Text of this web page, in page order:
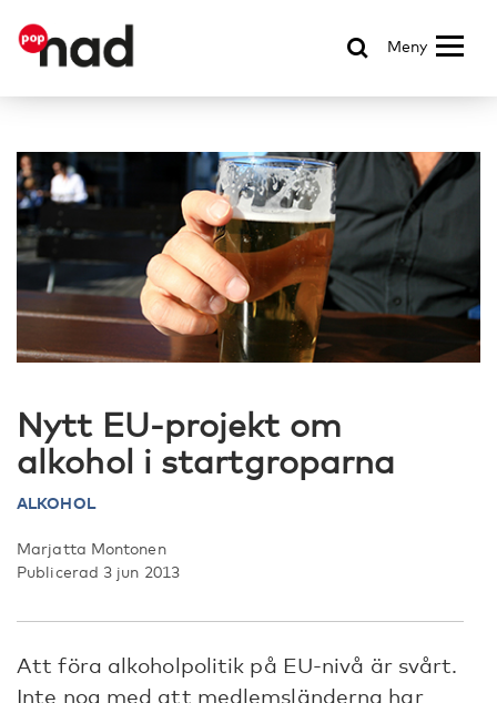
Meny
Nytt EU-projekt om
alkohol i startgroparna
ALKOHOL
Marjatta Montonen
Publicerad 3 jun 2013
Att föra alkoholpolitik på EU-nivå är svårt.
Inte nog med att medlemsländerna har